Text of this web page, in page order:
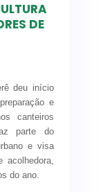
. Além disso,
que
etapas do
públicas.
as
do
DE
de
deu início
e
canteiros
parte do
e visa
acolhedora,
do ano.